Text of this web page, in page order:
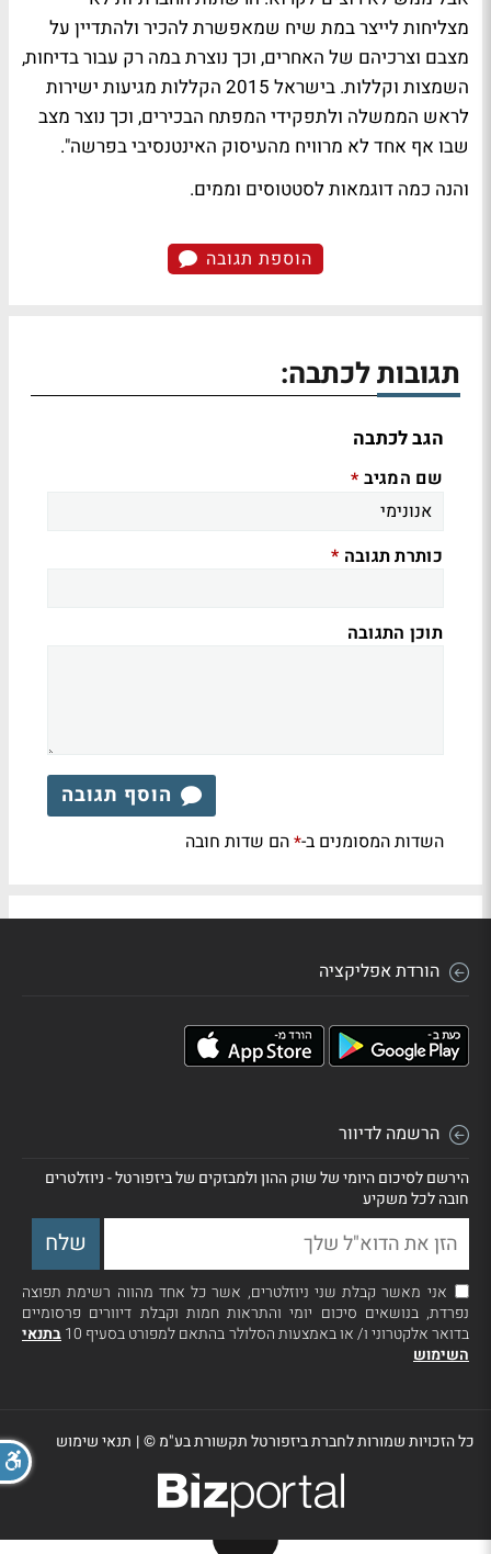
מצליחות לייצר במת שיח שמאפשרת להכיר ולהתדיין על
מצבם וצרכיהם של האחרים, וכך נוצרת במה רק עבור בדיחות,
השמצות וקללות. בישראל 2015 הקללות מגיעות ישירות
לראש הממשלה ולתפקידי המפתח הבכירים, וכך נוצר מצב
שבו אף אחד לא מרוויח מהעיסוק האינטנסיבי בפרשה".
והנה כמה דוגמאות לסטטוסים וממים.
הוספת תגובה
תגובות לכתבה:
הגב לכתבה
שם המגיב *
כותרת תגובה *
תוכן התגובה
הוסף תגובה
השדות המסומנים ב-*הם שדות חובה
הורדת אפליקציה
הרשמה לדיוור
הירשם לסיכום היומי של שוק ההון ולמבזקים של ביזפורטל - ניוזלטרים
חובה לכל משקיע
אני מאשר קבלת שני ניוזלטרים, אשר כל אחד מהווה רשימת תפוצה
נפרדת, בנושאים סיכום יומי והתראות חמות וקבלת דיוורים פרסומיים
בדואר אלקטרוני ו/ או באמצעות הסלולר בהתאם למפורט בסעיף 10
בתנאי
השימוש
כל הזכויות שמורות לחברת ביזפורטל תקשורת בע"מ ©| תנאי שימוש